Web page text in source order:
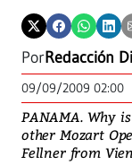
PorRedacción
09/09/2009 02:00
PANAMA. Why
other Mozart
Fellner from